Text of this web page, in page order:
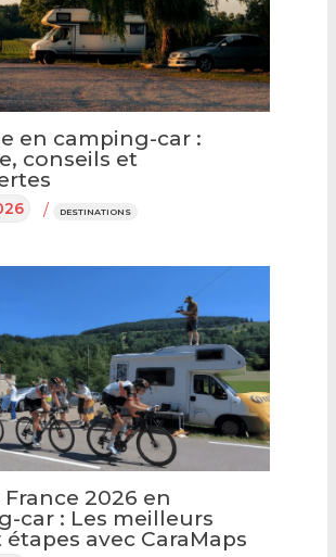
en camping-car :
conseils et
/ DESTINATIONS
2026 en
car : Les meilleurs
avec CaraMaps